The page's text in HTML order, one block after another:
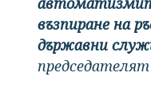
възпиране на
държавни